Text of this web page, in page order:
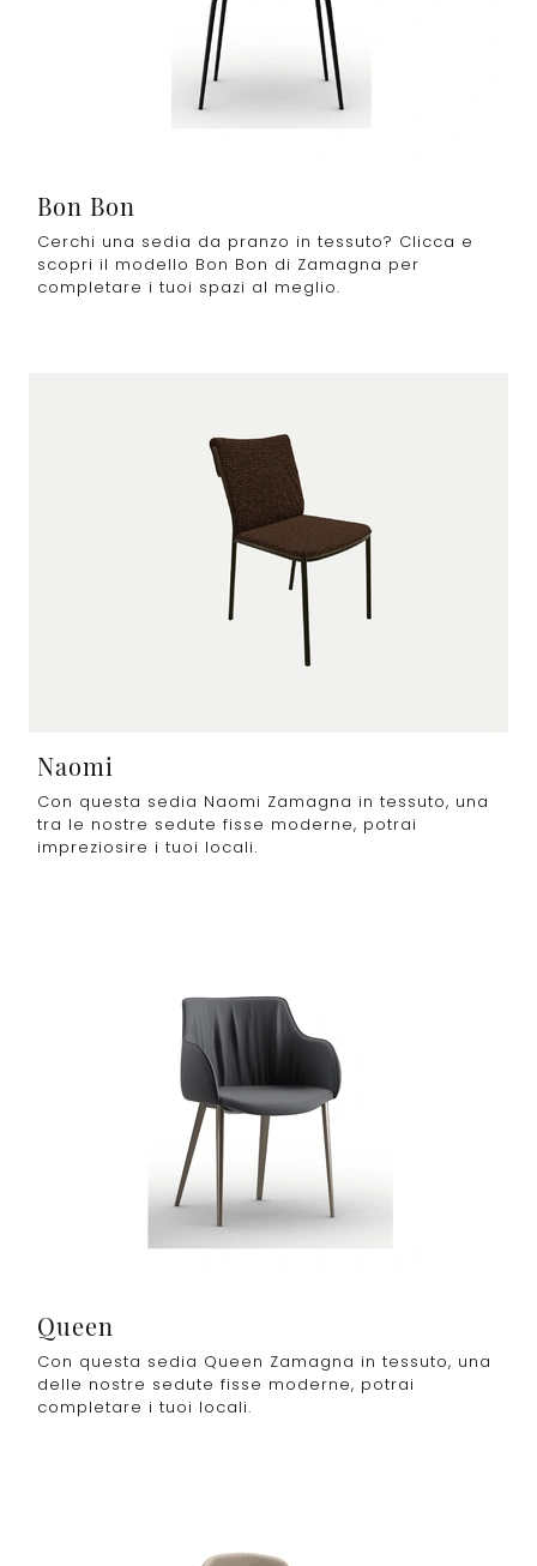
Bon Bon
Cerchi una sedia da pranzo in tessuto? Clicca e
scopri il modello Bon Bon di Zamagna per
completare i tuoi spazi al meglio.
Naomi
Con questa sedia Naomi Zamagna in tessuto, una
tra le nostre sedute fisse moderne, potrai
impreziosire i tuoi locali.
Queen
Con questa sedia Queen Zamagna in tessuto, una
delle nostre sedute fisse moderne, potrai
completare i tuoi locali.